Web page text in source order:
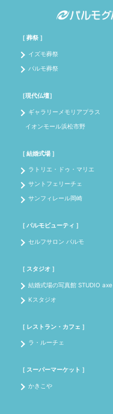
［ 葬祭 ］
イズモ葬祭
パルモ葬祭
［現代仏壇］
ギャラリーメモリアプラス
イオンモール浜松市野
［ 結婚式場 ］
ラトリエ・ドゥ・マリエ
サントフェリーチェ
サンフィレール岡崎
［ パルモビューティ ］
セルフサロン パルモ
［ スタジオ ］
結婚式場の写真館 STUDIO axe
Kスタジオ
［ レストラン・カフェ ］
ラ・ルーチェ
［ スーパーマーケット ］
かきこや